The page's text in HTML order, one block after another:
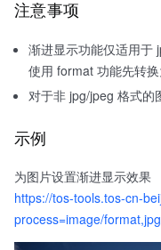
注意事项
渐进显示功能仅适用于
使用 format 功能先转换
对于非 jpg/jpeg 格式的
示例
为图片设置渐进显示效果
https://tos-tools.tos-cn-
process=image/